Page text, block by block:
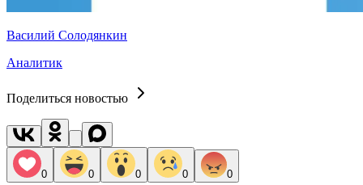
Василий Солодянкин
Аналитик
Поделиться новостью
0 0 0 0 0